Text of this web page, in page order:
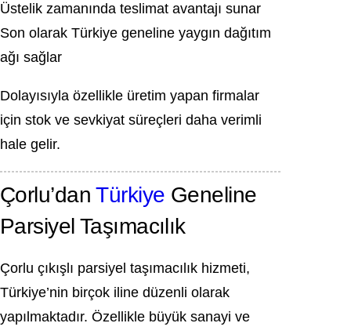
Üstelik zamanında teslimat avantajı sunar
Son olarak Türkiye geneline yaygın dağıtım
ağı sağlar
Dolayısıyla özellikle üretim yapan firmalar
için stok ve sevkiyat süreçleri daha verimli
hale gelir.
Çorlu’danTürkiye Geneline
Parsiyel Taşımacılık
Çorlu çıkışlı parsiyel taşımacılık hizmeti,
Türkiye’nin birçok iline düzenli olarak
yapılmaktadır. Özellikle büyük sanayi ve